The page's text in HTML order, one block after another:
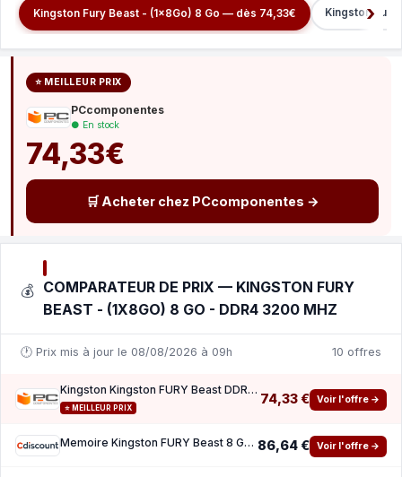
Kingston Fury Beast - (1x8Go) 8 Go — dès 74,33€ Kingston
⭐ MEILLEUR PRIX
PCcomponentes
● En stock
74,33€
🛒 Acheter chez PCcomponentes →
💰 COMPARATEUR DE PRIX — KINGSTON FURY
BEAST - (1X8GO) 8 GO - DDR4 3200 MHZ
🕐 Prix mis à jour le 08/08/2026 à 09h 10 offres
Kingston Kingston FURY Beast DDR4 3200 MHz 8 Go CL16
⭐ MEILLEUR PRIX
74,33 € Voir l'offre →
Memoire Kingston FURY Beast 8 Go DDR4 3200 MHz CL16 86,64 € Voir l'offre →